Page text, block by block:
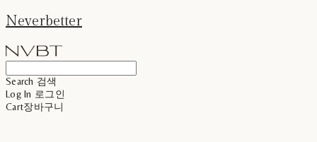
Neverbetter
Search 검색
Log In 로그인
Cart장바구니